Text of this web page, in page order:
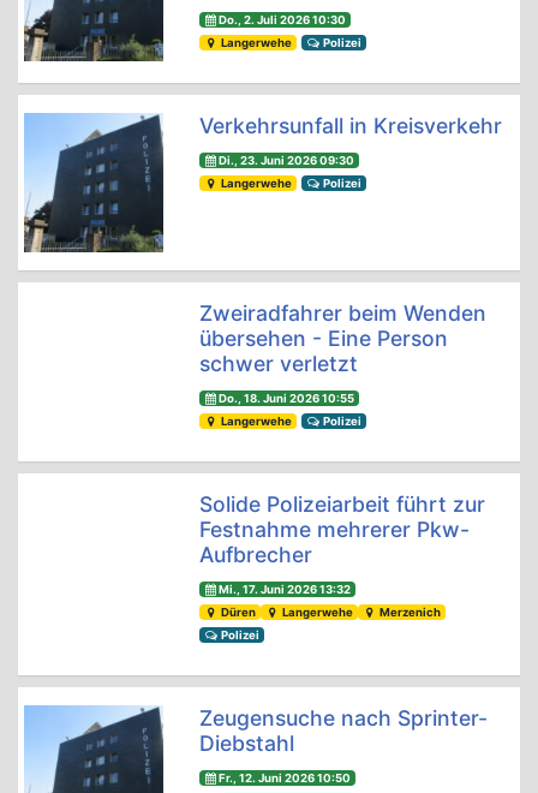
Do., 2. Juli 2026 10:30
Langerwehe
Polizei
Verkehrsunfall in Kreisverkehr
Di., 23. Juni 2026 09:30
Langerwehe
Polizei
Zweiradfahrer beim Wenden
übersehen - Eine Person
schwer verletzt
Do., 18. Juni 2026 10:55
Langerwehe
Polizei
Solide Polizeiarbeit führt zur
Festnahme mehrerer Pkw-
Aufbrecher
Mi., 17. Juni 2026 13:32
Düren
Langerwehe
Merzenich
Polizei
Zeugensuche nach Sprinter-
Diebstahl
Fr., 12. Juni 2026 10:50